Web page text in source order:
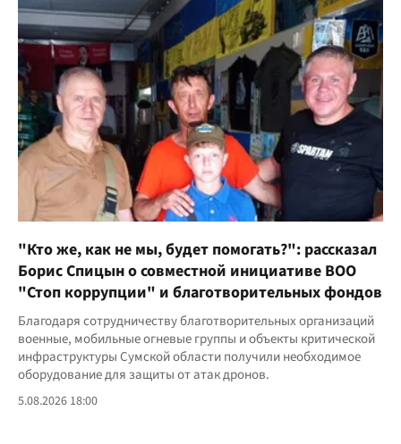
"Кто же, как не мы, будет помогать?": рассказал
Борис Спицын о совместной инициативе ВОО
"Стоп коррупции" и благотворительных фондов
Благодаря сотрудничеству благотворительных организаций
военные, мобильные огневые группы и объекты критической
инфраструктуры Сумской области получили необходимое
оборудование для защиты от атак дронов.
5.08.2026 18:00